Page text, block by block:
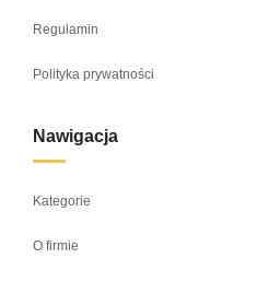
Regulamin
Polityka prywatności
Nawigacja
Kategorie
O firmie